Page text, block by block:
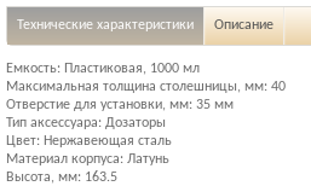
Технические характеристики Описание
Емкость: Пластиковая, 1000 мл
Максимальная толщина столешницы, мм: 40
Отверстие для установки, мм: 35 мм
Тип аксессуара: Дозаторы
Цвет: Нержавеющая сталь
Материал корпуса: Латунь
Высота, мм: 163.5